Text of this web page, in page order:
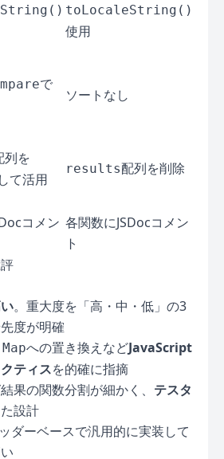
toLocaleString()
使用
で
ソートなし
列を
て活用
results配列を削除
コメン 各関数にJSDocコメン
ト
。重大度を「高・中・低」の3
度が明確
Mapへの置き換えなどJavaScript
ティスを的確に指摘
果の関数分割が細かく、 テスタ
設計
ダーベースで汎用的に実装して